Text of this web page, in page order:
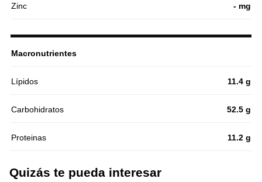
Zinc - mg
Macronutrientes
Lípidos 11.4 g
Carbohidratos 52.5 g
Proteinas 11.2 g
Quizás te pueda interesar